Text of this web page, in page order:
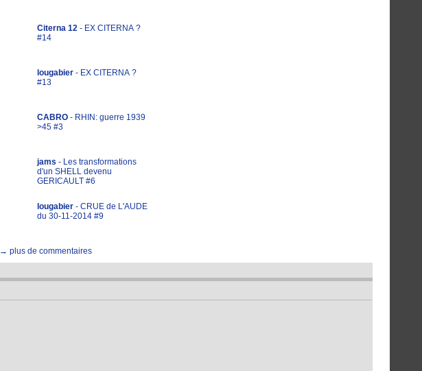
Citerna 12 - EX CITERNA ?
#14
lougabier - EX CITERNA ?
#13
CABRO - RHIN: guerre 1939
>45 #3
jams - Les transformations
d'un SHELL devenu
GERICAULT #6
lougabier - CRUE de L'AUDE
du 30-11-2014 #9
→ plus de commentaires